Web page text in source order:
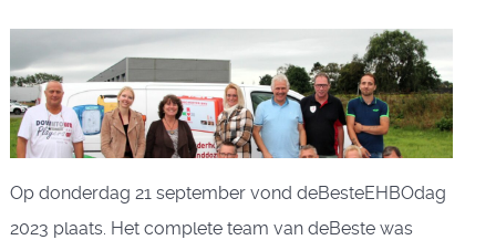
Op donderdag 21 september vond deBesteEHBOdag
2023 plaats. Het complete team van deBeste was